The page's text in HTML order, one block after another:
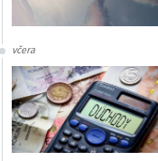
včera